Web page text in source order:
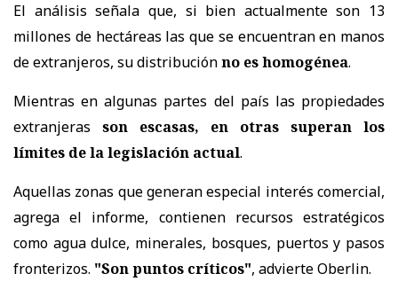
El análisis señala que, si bien actualmente son 13
millones de hectáreas las que se encuentran en manos
de extranjeros, su distribuciónno es homogénea.
Mientras en algunas partes del país las propiedades
extranjeras son escasas, en otras superan los
límites de la legislación actual.
Aquellas zonas que generan especial interés comercial,
agrega el informe, contienen recursos estratégicos
como agua dulce, minerales, bosques, puertos y pasos
fronterizos. "Son puntos críticos", advierte Oberlin.